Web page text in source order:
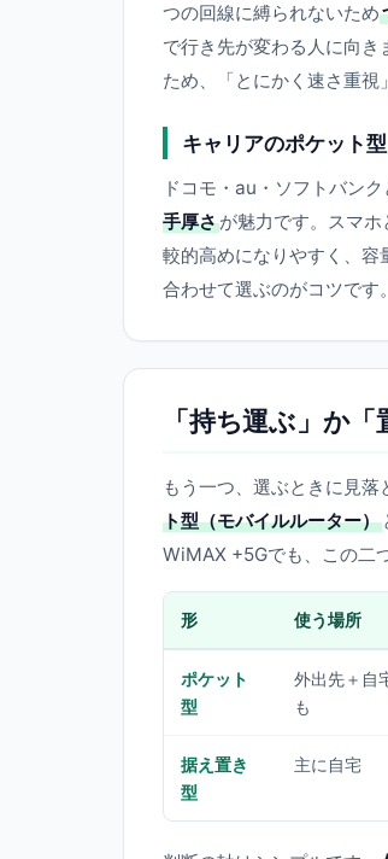
つの回線に縛られないため
で行き先が変わる人に向
ため、「とにかく速さ重視
キャリアのポケット
ドコモ・au・ソフトバン
手厚さが魅力です。スマ
較的高めになりやすく、
合わせて選ぶのがコツです。
「持ち運ぶ」か
もう一つ、選ぶときに見落
ト型（モバイルルーター）
WiMAX +5Gでも、この二
形 使う場所
ポケット
型
外出先＋自
も
据え置き
型
主に自宅